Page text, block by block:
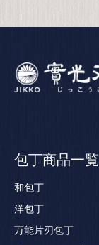
包丁商品一覧
和包丁
洋包丁
万能片刃包丁